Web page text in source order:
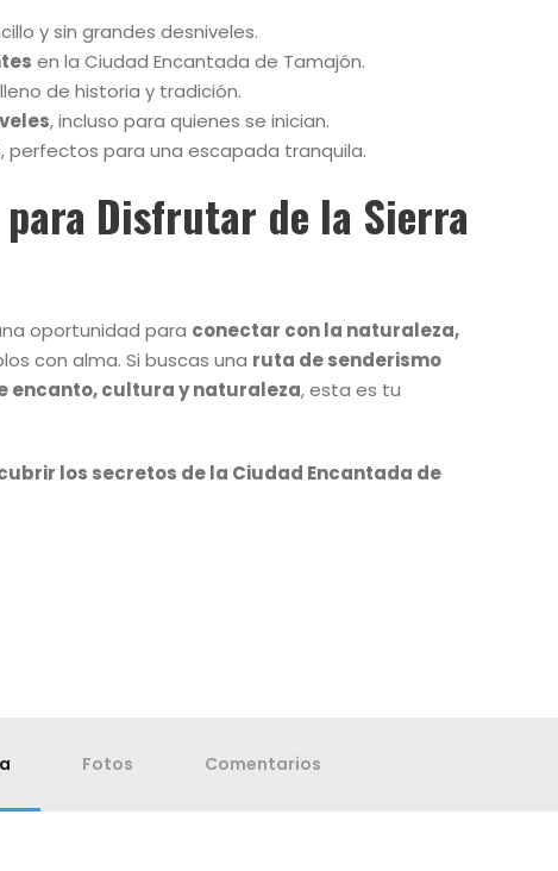
y sin grandes desniveles.
en la Ciudad Encantada de Tamajón.
de historia y tradición.
, incluso para quienes se inician.
, perfectos para una escapada tranquila.
para Disfrutar de la Sierra
oportunidad para conectar con la naturaleza,
con alma. Si buscas una ruta de senderismo
encanto, cultura y naturaleza, esta es tu
los secretos de la Ciudad Encantada de
Fotos Comentarios